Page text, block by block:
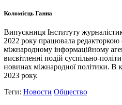
Коломієць Ганна
Випускниця Інституту
2022 року працювала редакторкою
міжнародному інформаційному
висвітленні подій суспільно-
новинах міжнародної політики. В
2023 року.
Теги: Новости Общество